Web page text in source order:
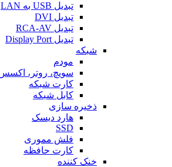
تبدیل USB به LAN
تبدیل DVI
تبدیل RCA-AV
تبدیل Display Port
شبکه
مودم
سویچ، روتر،
کارت شبکه
کابل شبکه
ذخیره سازی
هارد دیسک
SSD
فلش مموری
کارت حافظه
خنک کننده